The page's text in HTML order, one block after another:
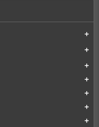
add
add
add
add
add
add
add